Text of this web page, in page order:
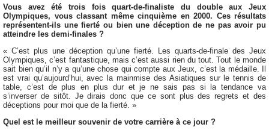
Vous avez été trois fois quart-de-finaliste du double aux Jeux
Olympiques, vous classant même cinquième en 2000. Ces résultats
représentent-ils une fierté ou bien une déception de ne pas avoir pu
atteindre les demi-finales ?
« C’est plus une déception qu’une fierté. Les quarts-de-finale des Jeux
Olympiques, c’est fantastique, mais c’est aussi rien du tout. Tout le monde
sait bien qu’il n’y a qu’une chose qui compte aux Jeux, c’est la médaille. Il
est vrai qu’aujourd’hui, avec la mainmise des Asiatiques sur le tennis de
table, c’est de plus en plus dur et je ne sais pas si la tendance va
s’inverser de sitôt. Je dirais donc que ce sont plus des regrets et des
déceptions pour moi que de la fierté. »
Quel est le meilleur souvenir de votre carrière à ce jour ?